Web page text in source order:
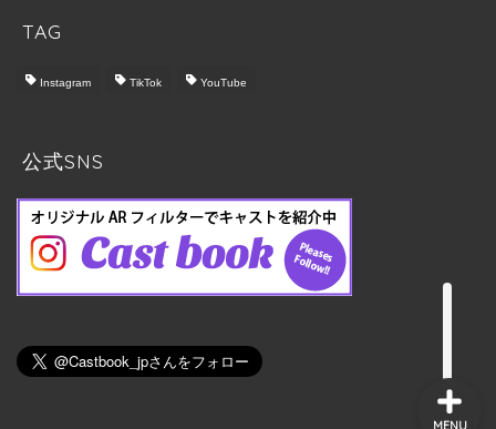
TAG
Instagram TikTok YouTube
公式SNS
料金プラン
実施の流れ